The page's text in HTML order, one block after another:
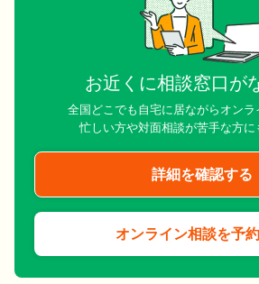
お近くに相談窓口が
全国どこでも自宅に居ながらオンラ
忙しい方や対面相談が苦手な方に
詳細を確認する
オンライン相談を予